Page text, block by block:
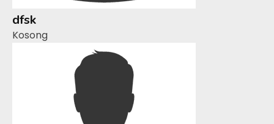
dfsk
Kosong